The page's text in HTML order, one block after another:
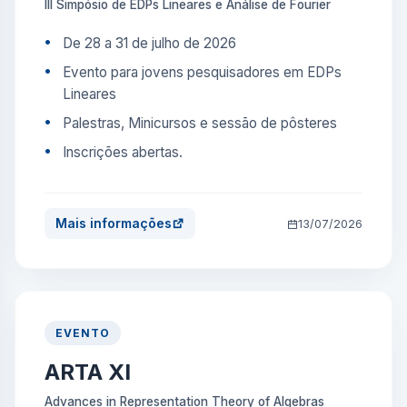
III Simpósio de EDPs Lineares e Análise de Fourier
De 28 a 31 de julho de 2026
Evento para jovens pesquisadores em EDPs
Lineares
Palestras, Minicursos e sessão de pôsteres
Inscrições abertas.
Mais informações 13/07/2026
EVENTO
ARTA XI
Advances in Representation Theory of Algebras